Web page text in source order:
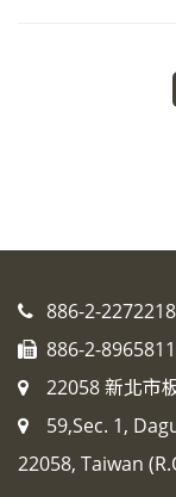
886-2-
886-2-
22058 新北市
59,Sec. 1,
22058, Taiwan